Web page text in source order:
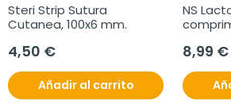
Steri Strip Sutura
Cutanea, 100x6 mm.
4,50 €
Añadir al carrito
NS
8,99 €